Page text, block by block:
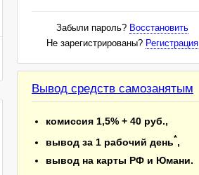
Забыли пароль? Восстановить
Не зарегистрированы? Регистрация
Вывод средств самозанятым
комиссия 1,5% + 40 руб.,
вывод за 1 рабочий день*,
вывод на карты РФ и Юмани.